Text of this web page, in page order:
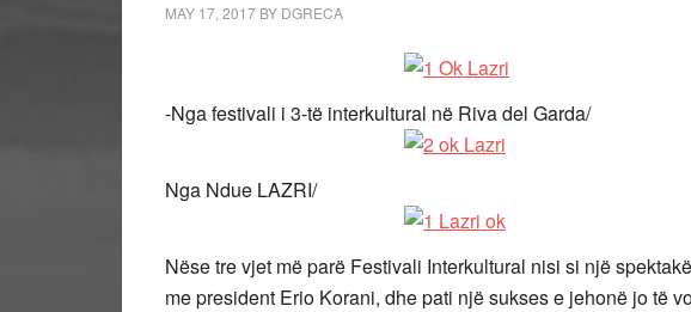
MAY 17, 2017 BY DGRECA
-Nga festivali i 3-të interkultural në Riva del Garda/
Nga Ndue LAZRI/
Nëse tre vjet më parë Festivali Interkultural nisi si një
me president Erio Korani, dhe pati një sukses e jehonë jo të